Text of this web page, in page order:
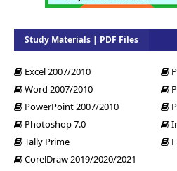
Study Materials | PDF Files
Excel 2007/2010
Word 2007/2010
PowerPoint 2007/2010
Photoshop 7.0
Tally Prime
CorelDraw 2019/2020/2021